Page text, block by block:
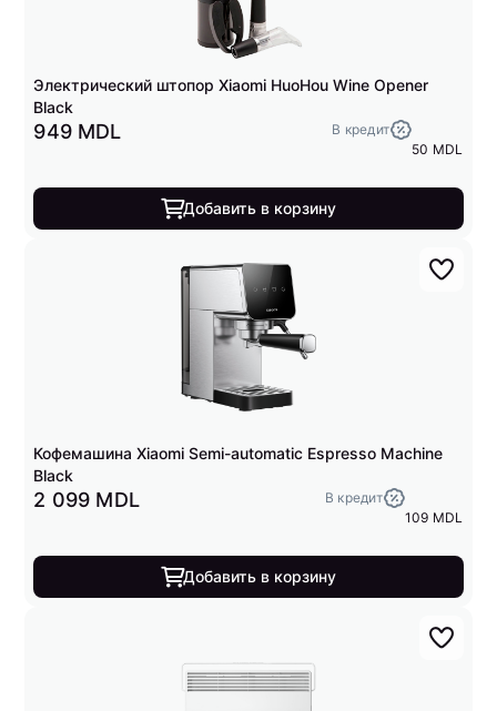
Электрический штопор Xiaomi HuoHou Wine Opener
Black
949 MDL
В кредит
50 MDL
Добавить в корзину
Кофемашина Xiaomi Semi-automatic Espresso Machine
Black
2 099 MDL
В кредит
109 MDL
Добавить в корзину